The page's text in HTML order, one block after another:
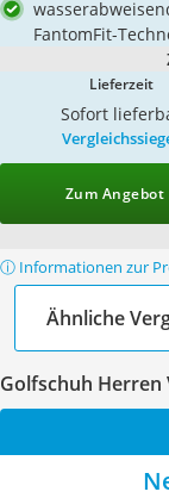
FantomFit-
Lieferzeit
Sofort
Zum Angebot
ⓘ Informationen zur
Ähnliche
Golfschuh Herren